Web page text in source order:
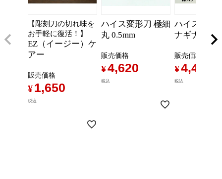
【彫刻刀の切れ味を
お手軽に復活！】
EZ（イージー）ケ
アー
販売価格
¥1,650
税込
ハイス変形刀 極細
丸 0.5mm
販売価格
¥4,620
税込
ハイス変形
ナギナタス
販売価格
¥4,400
税込